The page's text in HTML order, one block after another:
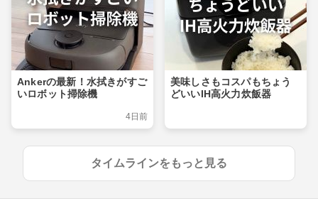
Ankerの最新！水拭きがすご
いロボット掃除機
4日前
美味しさもコスパもちょう
どいいIH高火力炊飯器
タイムラインをもっと見る